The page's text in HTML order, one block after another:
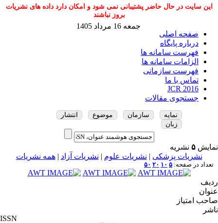
این سایت در حال حاضر پشتیبانی نمی شود و امکان دارد داده های نشریات
بروز نباشند
صفحه اصلی
درباره پایگاه
فهرست سامانه ها
الزامات سامانه ها
فهرست سازمانی
تماس با ما
JCR 2016
جستجوی مقالات
جمعه 16 مرداد 1405
نمایه سازمان موضوع
انتشار
زبان
نمایش ۵ نشریه
نشریات پزشکی | نشریات علوم | نشریات آزاد |همه نشریات
تعداد در صفحه: ۵ ۱۰ ۲۰ ۵۰
ردیف
عنوان
صاحب امتیاز
ناشر
ISSN